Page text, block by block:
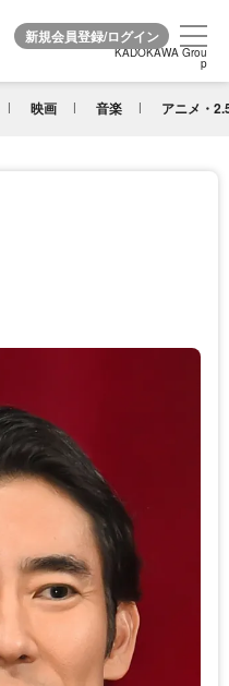
KADOKAWA Grou
p
映画 音楽 アニメ・
KADOKAWA Grou
p